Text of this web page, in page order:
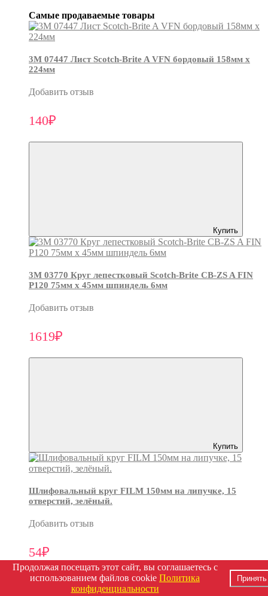
Самые продаваемые товары
3М 07447 Лист Scotch-Brite A VFN бордовый 158мм х
224мм
Добавить отзыв
140₽
Купить
3М 03770 Круг лепестковый Scotch-Brite CB-ZS A FIN
P120 75мм х 45мм шпиндель 6мм
Добавить отзыв
1619₽
Купить
Шлифовальный круг FILM 150мм на липучке, 15
отверстий, зелёный.
Добавить отзыв
54₽
Продолжая посещать этот сайт, вы соглашаетесь с
использованием файлов cookie Политика
конфиденциальности
Принять